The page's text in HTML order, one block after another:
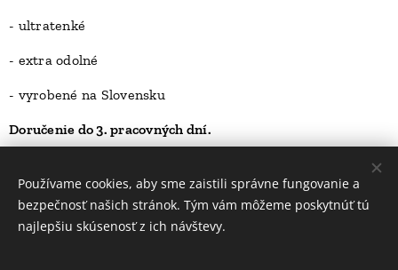
- ultratenké
- extra odolné
- vyrobené na Slovensku
Doručenie do 3. pracovných dní.
23,00Kč
Používame cookies, aby sme zaistili správne fungovanie a
bezpečnosť našich stránok. Tým vám môžeme poskytnúť tú
najlepšiu skúsenosť z ich návštevy.